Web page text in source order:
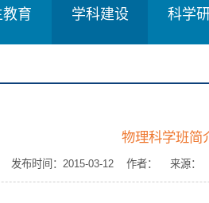
育 学科建设 科学
物理科学班简
发布时间：2015-03-12 作者： 来源：